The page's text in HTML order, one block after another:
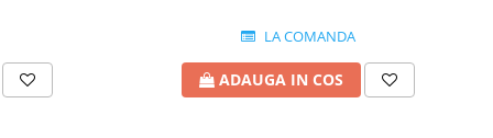
LA COMANDA
ADAUGA IN COS